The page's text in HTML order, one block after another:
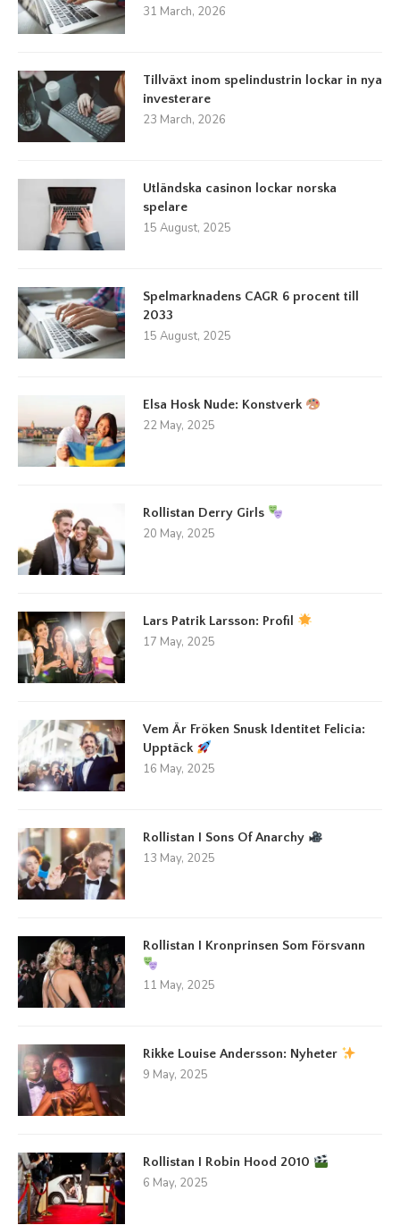
31 March, 2026
Tillväxt inom spelindustrin lockar in nya
investerare
23 March, 2026
Utländska casinon lockar norska
spelare
15 August, 2025
Spelmarknadens CAGR 6 procent till
2033
15 August, 2025
Elsa Hosk Nude: Konstverk
22 May, 2025
Rollistan Derry Girls
20 May, 2025
Lars Patrik Larsson: Profil
17 May, 2025
Vem Är Fröken Snusk Identitet Felicia:
Upptäck
16 May, 2025
Rollistan I Sons Of Anarchy
13 May, 2025
Rollistan I Kronprinsen Som Försvann
11 May, 2025
Rikke Louise Andersson: Nyheter
9 May, 2025
Rollistan I Robin Hood 2010
6 May, 2025